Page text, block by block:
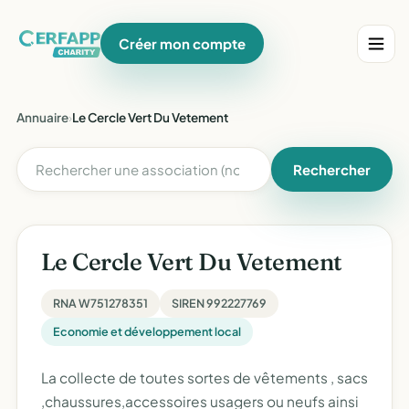
Créer mon compte
Annuaire›Le Cercle Vert Du Vetement
Rechercher
Le Cercle Vert Du Vetement
RNA W751278351
SIREN 992227769
Economie et développement local
La collecte de toutes sortes de vêtements , sacs
,chaussures,accessoires usagers ou neufs ainsi